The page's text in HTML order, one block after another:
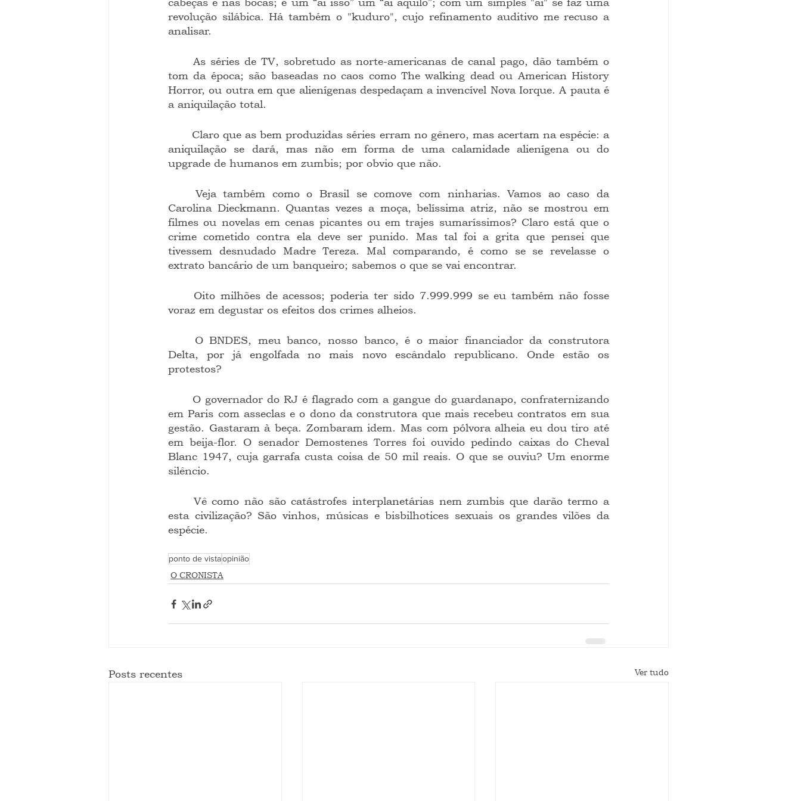
revolução silábica. Há também o "kuduro", cujo refinamento auditivo me recuso a
analisar.
tom da época; são baseadas no caos como The walking dead ou American History
Horror, ou outra em que alienígenas despedaçam a invencível Nova Iorque. A pauta é
a aniquilação total.
aniquilação se dará, mas não em forma de uma calamidade alienígena ou do
upgrade de humanos em zumbis; por obvio que não.
Carolina Dieckmann. Quantas vezes a moça, belíssima atriz, não se mostrou em
filmes ou novelas em cenas picantes ou em trajes sumaríssimos? Claro está que o
crime cometido contra ela deve ser punido. Mas tal foi a grita que pensei que
tivessem desnudado Madre Tereza. Mal comparando, é como se se revelasse o
extrato bancário de um banqueiro; sabemos o que se vai encontrar.
voraz em degustar os efeitos dos crimes alheios.
Delta, por já engolfada no mais novo escândalo republicano. Onde estão os
protestos?
em Paris com asseclas e o dono da construtora que mais recebeu contratos em sua
gestão. Gastaram à beça. Zombaram idem. Mas com pólvora alheia eu dou tiro até
em beija-flor. O senador Demostenes Torres foi ouvido pedindo caixas do Cheval
Blanc 1947, cuja garrafa custa coisa de 50 mil reais. O que se ouviu? Um enorme
silêncio.
esta civilização? São vinhos, músicas e bisbilhotices sexuais os grandes vilões da
espécie.
ponto de vistaopinião
O CRONISTA
Posts recentes Ver tudo